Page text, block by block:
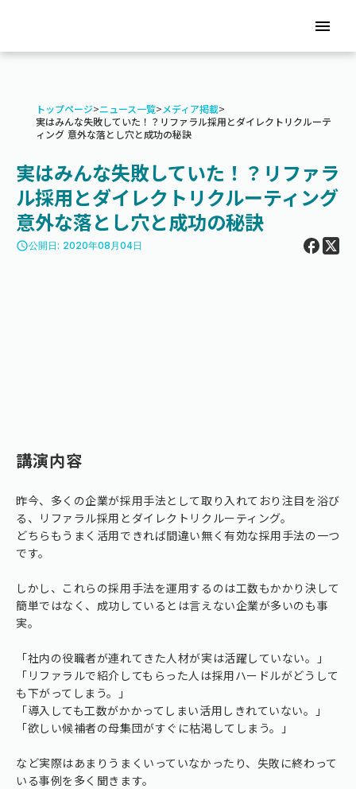
menu
トップページ>ニュース一覧>メディア掲載>
実はみんな失敗していた！？リファラル採用とダイレクトリクルーテ
ィング 意外な落とし穴と成功の秘訣
実はみんな失敗していた！？リファラ
ル採用とダイレクトリクルーティング
意外な落とし穴と成功の秘訣
access_time公開日: 2020年08月04日
講演内容
昨今、多くの企業が採用手法として取り入れており注目を浴び
る、リファラル採用とダイレクトリクルーティング。
どちらもうまく活用できれば間違い無く有効な採用手法の一つ
です。
しかし、これらの採用手法を運用するのは工数もかかり決して
簡単ではなく、成功しているとは言えない企業が多いのも事
実。
「社内の役職者が連れてきた人材が実は活躍していない。」
「リファラルで紹介してもらった人は採用ハードルがどうして
も下がってしまう。」
「導入しても工数がかかってしまい活用しきれていない。」
「欲しい候補者の母集団がすぐに枯渇してしまう。」
など実際はあまりうまくいっていなかったり、失敗に終わって
いる事例を多く聞きます。